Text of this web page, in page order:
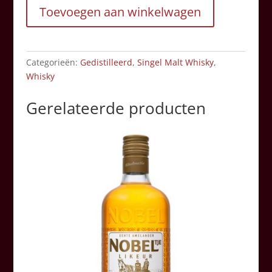
70cl
aantal
Toevoegen aan winkelwagen
Categorieën: Gedistilleerd, Singel Malt Whisky,
Whisky
Gerelateerde producten